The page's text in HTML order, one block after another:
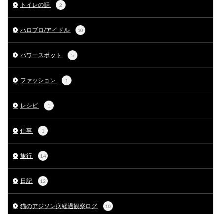
トイレの話 2
ハロプロ/アイドル 10
パワースポット 5
ファッション 1
レシピ 1
仕事 1
旅行 14
日記 12
猫のアジソン病経過観察ログ 10